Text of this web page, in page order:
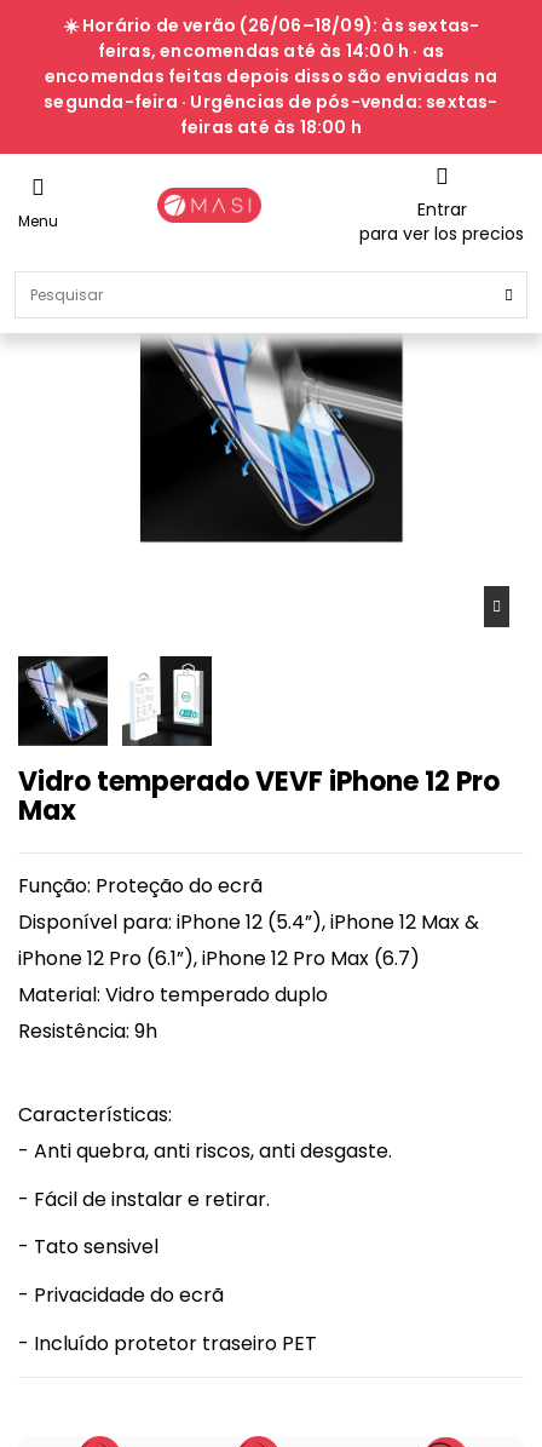
☀️ Horário de verão (26/06–18/09): às sextas-
feiras, encomendas até às 14:00 h · as
encomendas feitas depois disso são enviadas na
segunda-feira · Urgências de pós-venda: sextas-
feiras até às 18:00 h
Menu
Entrar
para ver los precios
Vidro temperado VEVF iPhone 12 Pro
Max
Função: Proteção do ecrã
Disponível para: iPhone 12 (5.4”), iPhone 12 Max &
iPhone 12 Pro (6.1”), iPhone 12 Pro Max (6.7)
Material: Vidro temperado duplo
Resistência: 9h
Características:
- Anti quebra, anti riscos, anti desgaste.
- Fácil de instalar e retirar.
- Tato sensivel
- Privacidade do ecrã
- Incluído protetor traseiro PET